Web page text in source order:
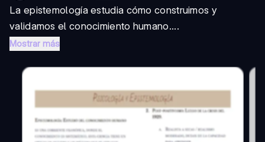
La epistemología estudia cómo construimos y
validamos el conocimiento humano....
Mostrar más